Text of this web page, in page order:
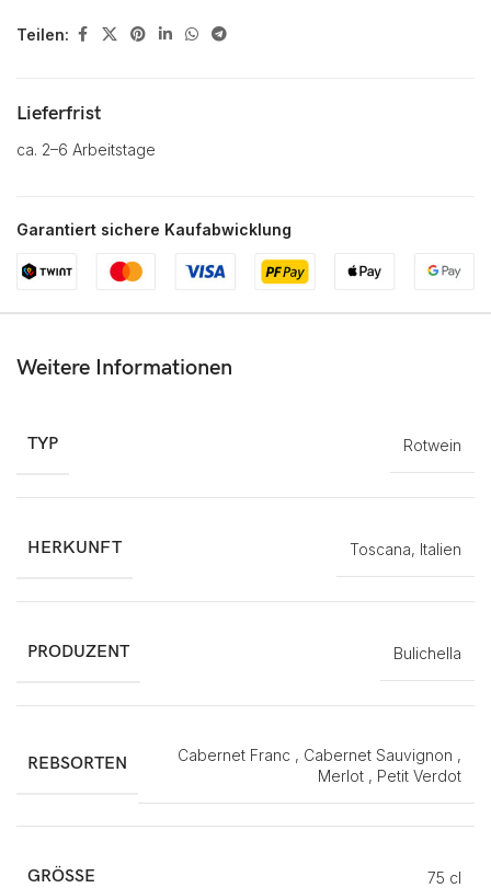
Teilen:
Lieferfrist
ca. 2–6 Arbeitstage
Garantiert sichere Kaufabwicklung
Weitere Informationen
TYP Rotwein
HERKUNFT Toscana, Italien
PRODUZENT Bulichella
REBSORTEN
Cabernet Franc , Cabernet Sauvignon ,
Merlot , Petit Verdot
GRÖSSE 75 cl